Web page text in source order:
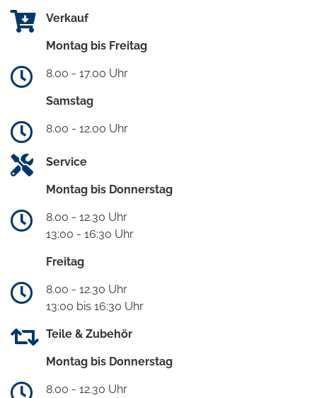
Verkauf
Montag bis Freitag
8.00 - 17.00 Uhr
Samstag
8.00 - 12.00 Uhr
Service
Montag bis Donnerstag
8.00 - 12.30 Uhr
13:00 - 16:30 Uhr
Freitag
8.00 - 12.30 Uhr
13:00 bis 16:30 Uhr
Teile & Zubehör
Montag bis Donnerstag
8.00 - 12.30 Uhr